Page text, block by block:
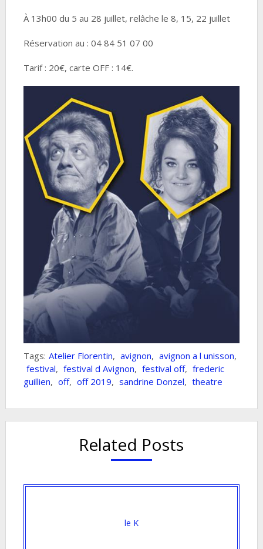
À 13h00 du 5 au 28 juillet, relâche le 8, 15, 22 juillet
Réservation au : 04 84 51 07 00
Tarif : 20€, carte OFF : 14€.
Tags: Atelier Florentin, avignon, avignon a l unisson,
festival, festival d Avignon, festival off, frederic
guillien, off, off 2019, sandrine Donzel, theatre
Related Posts
le K